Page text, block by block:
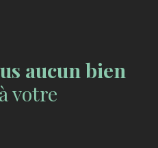
aucun bien
votre